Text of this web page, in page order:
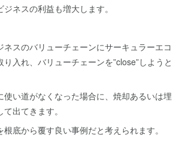
ネスの利益も増大します。
ネスのバリューチェーンにサーキュラーエコ
り入れ、バリューチェーンを”close”しようと
使い道がなくなった場合に、焼却あるいは埋
出てきます。
底から覆す良い事例だと考えられます。